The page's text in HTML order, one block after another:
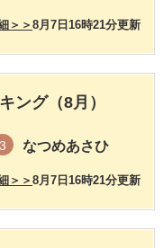
8月7日16時21分更新
＞＞
ング（8月）
3 なつめあさひ
8月7日16時21分更新
＞＞